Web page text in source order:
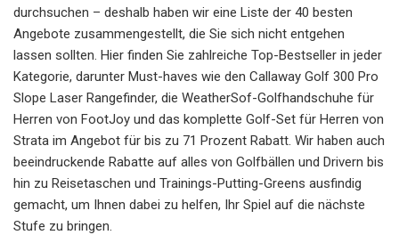
durchsuchen – deshalb haben wir eine Liste der 40 besten
Angebote zusammengestellt, die Sie sich nicht entgehen
lassen sollten. Hier finden Sie zahlreiche Top-Bestseller in jeder
Kategorie, darunter Must-haves wie den Callaway Golf 300 Pro
Slope Laser Rangefinder, die WeatherSof-Golfhandschuhe für
Herren von FootJoy und das komplette Golf-Set für Herren von
Strata im Angebot für bis zu 71 Prozent Rabatt. Wir haben auch
beeindruckende Rabatte auf alles von Golfbällen und Drivern bis
hin zu Reisetaschen und Trainings-Putting-Greens ausfindig
gemacht, um Ihnen dabei zu helfen, Ihr Spiel auf die nächste
Stufe zu bringen.